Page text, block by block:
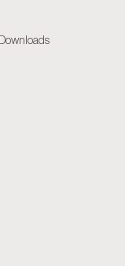
Downloads